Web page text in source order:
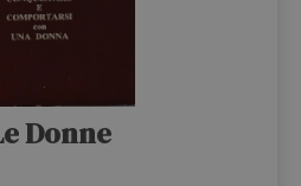
Donne